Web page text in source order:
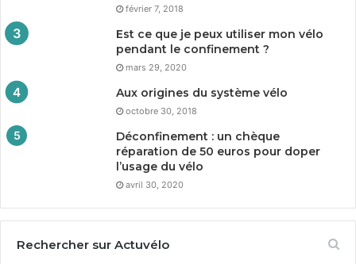
février 7, 2018
Est ce que je peux utiliser mon vélo
pendant le confinement ?
mars 29, 2020
Aux origines du système vélo
octobre 30, 2018
Déconfinement : un chèque
réparation de 50 euros pour doper
l’usage du vélo
avril 30, 2020
Rechercher sur Actuvélo